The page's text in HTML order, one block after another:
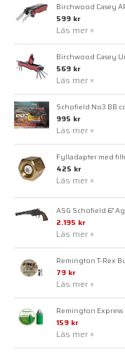
Birchwood Casey
599 kr
Läs mer »
Birchwood Casey
569 kr
Läs mer »
Schofield No3 BB
995 kr
Läs mer »
Fylladapter med
425 kr
Läs mer »
ASG Schofield 6"
2.195 kr
Läs mer »
Remington T-Rex
79 kr
Läs mer »
Remington Express
159 kr
Läs mer »